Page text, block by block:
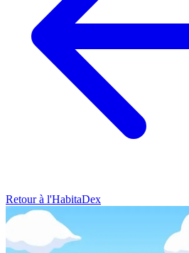
Retour à l'HabitaDex